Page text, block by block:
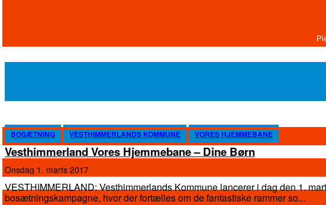
BOSÆTNING VESTHIMMERLANDS KOMMUNE VORES HJEMMEBANE
Vesthimmerland Vores Hjemmebane – Dine Børn
onsdag 1. marts 2017
VESTHIMMERLAND: Vesthimmerlands Kommune lancerer i dag den 1.
bosætningskampagne, hvor der fortælles om de fantastiske rammer so...